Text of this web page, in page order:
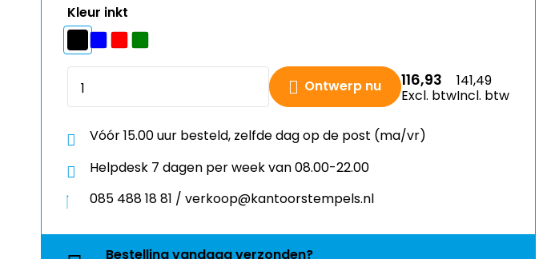
Excl. btw
Vóór 15.00 uur besteld, zelfde dag op de post (ma/vr)
Helpdesk 7 dagen per week van 08.00-22.00
085 488 18 81 / verkoop@kantoorstempels.nl
Bestellingvandaagverzonden?
Je hebt nog7 uur 59 minuten en 31 seconden over